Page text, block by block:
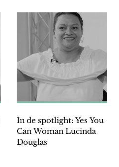
In de spotlight: Yes You
Can Woman Lucinda
Douglas